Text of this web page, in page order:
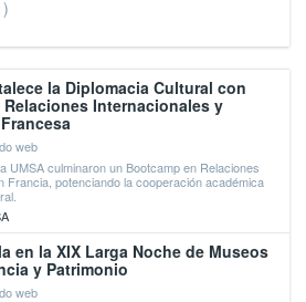
la Diplomacia Cultural con
Internacionales y
web
UMSA culminaron un Bootcamp en Relaciones
Francia, potenciando la cooperación académica
en la XIX Larga Noche de Museos
y Patrimonio
web